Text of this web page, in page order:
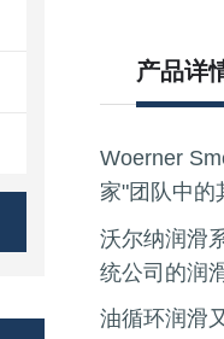
产品详
Woerner
家"团队中的
沃尔纳润滑
统公司的润
油循环润滑